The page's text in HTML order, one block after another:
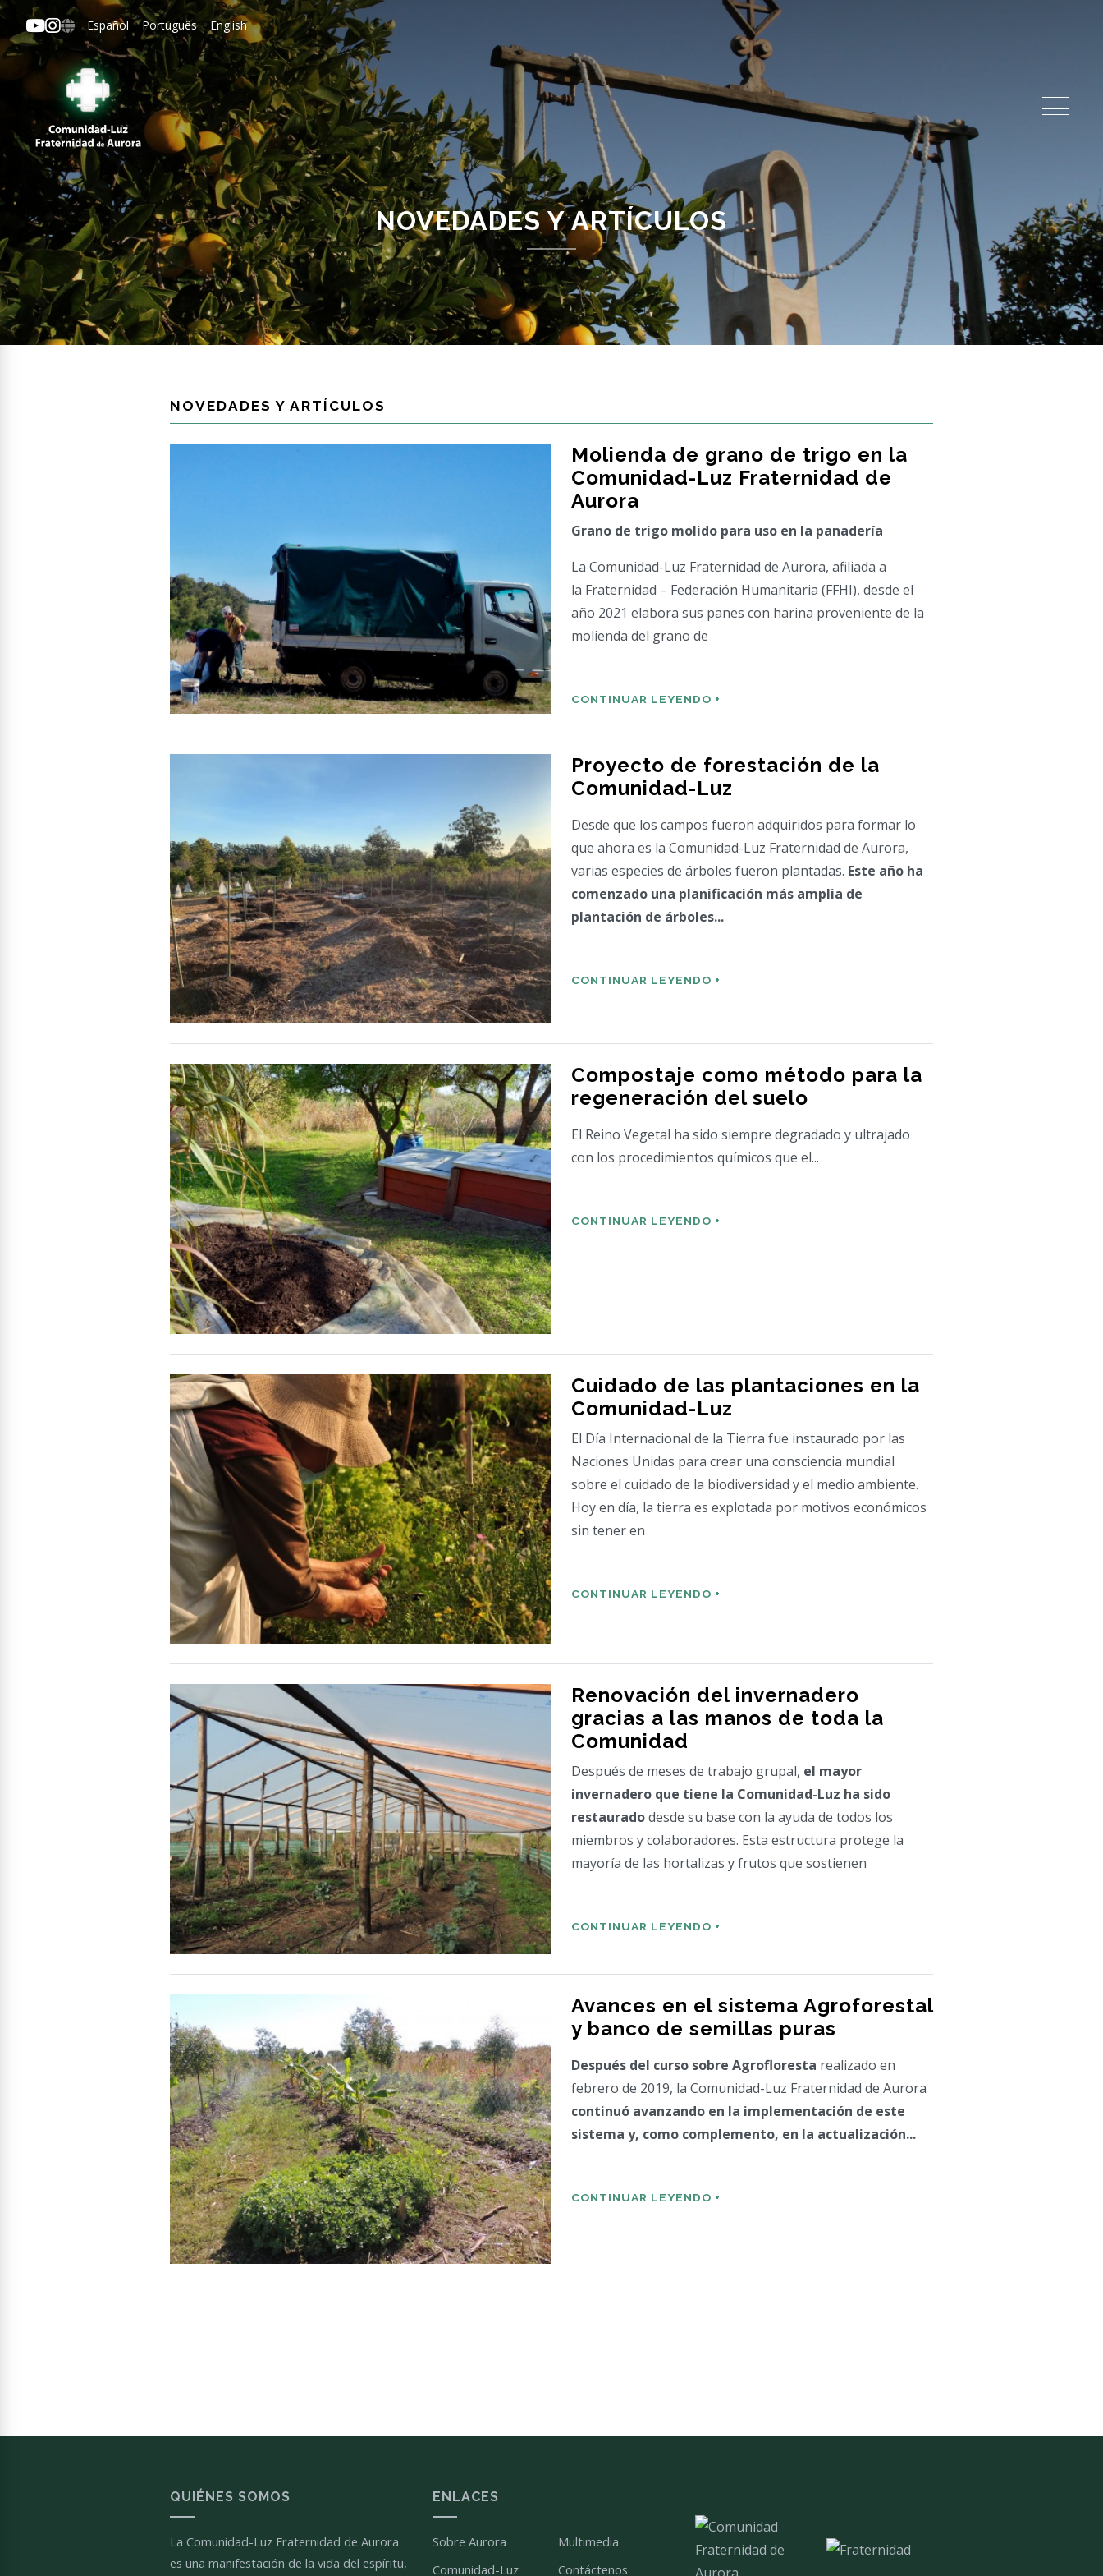
contenido
principal
Español Português English
Aurora
NOVEDADES Y ARTÍCULOS
NOVEDADES Y ARTÍCULOS
Molienda de grano de trigo en la
Comunidad-Luz Fraternidad de
Aurora
Grano de trigo molido para uso en la panadería
La Comunidad-Luz Fraternidad de Aurora, afiliada a
la Fraternidad – Federación Humanitaria (FFHI), desde el
año 2021 elabora sus panes con harina proveniente de la
molienda del grano de
CONTINUAR LEYENDO +
Proyecto de forestación de la
Comunidad-Luz
Desde que los campos fueron adquiridos para formar lo
que ahora es la Comunidad-Luz Fraternidad de Aurora,
varias especies de árboles fueron plantadas. Este año ha
comenzado una planificación más amplia de
plantación de árboles...
CONTINUAR LEYENDO +
Compostaje como método para la
regeneración del suelo
El Reino Vegetal ha sido siempre degradado y ultrajado
con los procedimientos químicos que el...
CONTINUAR LEYENDO +
Cuidado de las plantaciones en la
Comunidad-Luz
El Día Internacional de la Tierra fue instaurado por las
Naciones Unidas para crear una consciencia mundial
sobre el cuidado de la biodiversidad y el medio ambiente.
Hoy en día, la tierra es explotada por motivos económicos
sin tener en
CONTINUAR LEYENDO +
Renovación del invernadero
gracias a las manos de toda la
Comunidad
Después de meses de trabajo grupal, el mayor
invernadero que tiene la Comunidad-Luz ha sido
restauradodesde su base con la ayuda de todos los
miembros y colaboradores. Esta estructura protege la
mayoría de las hortalizas y frutos que sostienen
CONTINUAR LEYENDO +
Avances en el sistema Agroforestal
y banco de semillas puras
Después del curso sobre Agrofloresta realizado en
febrero de 2019, la Comunidad-Luz Fraternidad de Aurora
continuó avanzando en la implementación de este
sistema y, como complemento, en la actualización...
CONTINUAR LEYENDO +
QUIÉNES SOMOS
La Comunidad-Luz Fraternidad de Aurora
es una manifestación de la vida del espíritu,
ENLACES
Sobre Aurora
Comunidad-Luz
Multimedia
Contáctenos